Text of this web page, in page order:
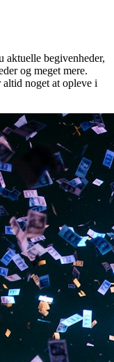
aktuelle begivenheder,
og meget mere.
altid noget at opleve i